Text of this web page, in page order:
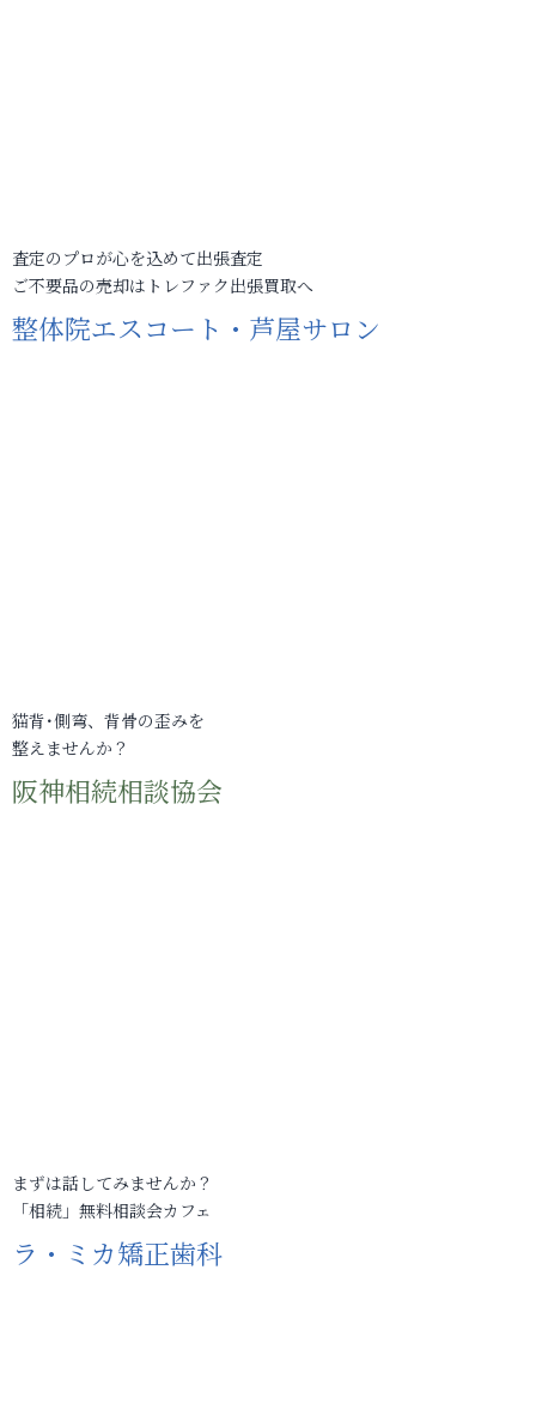
査定のプロが心を込めて出張査定
ご不要品の売却はトレファク出張買取へ
整体院エスコート・芦屋サロン
猫背･側弯、背骨の歪みを
整えませんか？
阪神相続相談協会
まずは話してみませんか？
「相続」無料相談会カフェ
ラ・ミカ矯正歯科